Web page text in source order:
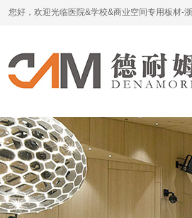
您好，欢迎光临医院&学校&商业空间专用板材-